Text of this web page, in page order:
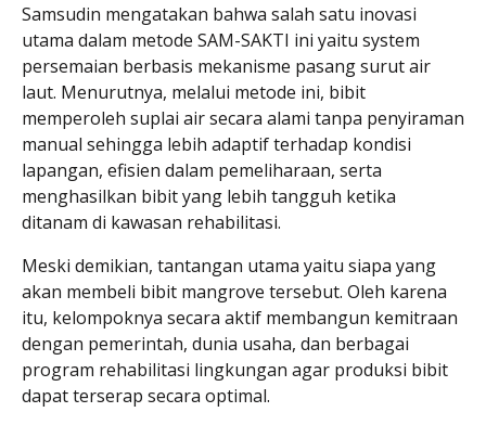
Samsudin mengatakan bahwa salah satu inovasi
utama dalam metode SAM-SAKTI ini yaitu system
persemaian berbasis mekanisme pasang surut air
laut. Menurutnya, melalui metode ini, bibit
memperoleh suplai air secara alami tanpa penyiraman
manual sehingga lebih adaptif terhadap kondisi
lapangan, efisien dalam pemeliharaan, serta
menghasilkan bibit yang lebih tangguh ketika
ditanam di kawasan rehabilitasi.
Meski demikian, tantangan utama yaitu siapa yang
akan membeli bibit mangrove tersebut. Oleh karena
itu, kelompoknya secara aktif membangun kemitraan
dengan pemerintah, dunia usaha, dan berbagai
program rehabilitasi lingkungan agar produksi bibit
dapat terserap secara optimal.